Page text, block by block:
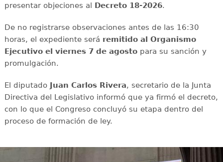
presentar objeciones al Decreto 18-2026.
De no registrarse observaciones antes de las 16:30
horas, el expediente será remitido al Organismo
Ejecutivo el viernes 7 de agostopara su sanción y
promulgación.
El diputado Juan Carlos Rivera, secretario de la Junta
Directiva del Legislativo informó que ya firmó el decreto,
con lo que el Congreso concluyó su etapa dentro del
proceso de formación de ley.